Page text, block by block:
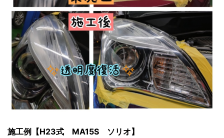
施工例【H23式 MA15S ソリオ】